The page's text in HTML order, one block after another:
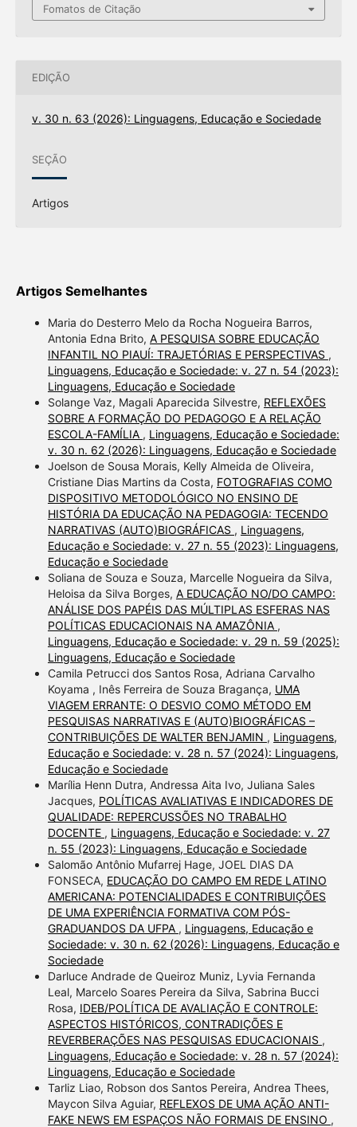
Fomatos de Citação
EDIÇÃO
v. 30 n. 63 (2026): Linguagens, Educação e Sociedade
SEÇÃO
Artigos
Artigos Semelhantes
Maria do Desterro Melo da Rocha Nogueira Barros,
Antonia Edna Brito, A PESQUISA SOBRE EDUCAÇÃO
INFANTIL NO PIAUÍ: TRAJETÓRIAS E PERSPECTIVAS ,
Linguagens, Educação e Sociedade: v. 27 n. 54 (2023):
Linguagens, Educação e Sociedade
Solange Vaz, Magali Aparecida Silvestre, REFLEXÕES
SOBRE A FORMAÇÃO DO PEDAGOGO E A RELAÇÃO
ESCOLA-FAMÍLIA , Linguagens, Educação e Sociedade:
v. 30 n. 62 (2026): Linguagens, Educação e Sociedade
Joelson de Sousa Morais, Kelly Almeida de Oliveira,
Cristiane Dias Martins da Costa, FOTOGRAFIAS COMO
DISPOSITIVO METODOLÓGICO NO ENSINO DE
HISTÓRIA DA EDUCAÇÃO NA PEDAGOGIA: TECENDO
NARRATIVAS (AUTO)BIOGRÁFICAS , Linguagens,
Educação e Sociedade: v. 27 n. 55 (2023): Linguagens,
Educação e Sociedade
Soliana de Souza e Souza, Marcelle Nogueira da Silva,
Heloisa da Silva Borges, A EDUCAÇÃO NO/DO CAMPO:
ANÁLISE DOS PAPÉIS DAS MÚLTIPLAS ESFERAS NAS
POLÍTICAS EDUCACIONAIS NA AMAZÔNIA ,
Linguagens, Educação e Sociedade: v. 29 n. 59 (2025):
Linguagens, Educação e Sociedade
Camila Petrucci dos Santos Rosa, Adriana Carvalho
Koyama , Inês Ferreira de Souza Bragança, UMA
VIAGEM ERRANTE: O DESVIO COMO MÉTODO EM
PESQUISAS NARRATIVAS E (AUTO)BIOGRÁFICAS –
CONTRIBUIÇÕES DE WALTER BENJAMIN , Linguagens,
Educação e Sociedade: v. 28 n. 57 (2024): Linguagens,
Educação e Sociedade
Marília Henn Dutra, Andressa Aita Ivo, Juliana Sales
Jacques, POLÍTICAS AVALIATIVAS E INDICADORES DE
QUALIDADE: REPERCUSSÕES NO TRABALHO
DOCENTE , Linguagens, Educação e Sociedade: v. 27
n. 55 (2023): Linguagens, Educação e Sociedade
Salomão Antônio Mufarrej Hage, JOEL DIAS DA
FONSECA, EDUCAÇÃO DO CAMPO EM REDE LATINO
AMERICANA: POTENCIALIDADES E CONTRIBUIÇÕES
DE UMA EXPERIÊNCIA FORMATIVA COM PÓS-
GRADUANDOS DA UFPA , Linguagens, Educação e
Sociedade: v. 30 n. 62 (2026): Linguagens, Educação e
Sociedade
Darluce Andrade de Queiroz Muniz, Lyvia Fernanda
Leal, Marcelo Soares Pereira da Silva, Sabrina Bucci
Rosa, IDEB/POLÍTICA DE AVALIAÇÃO E CONTROLE:
ASPECTOS HISTÓRICOS, CONTRADIÇÕES E
REVERBERAÇÕES NAS PESQUISAS EDUCACIONAIS ,
Linguagens, Educação e Sociedade: v. 28 n. 57 (2024):
Linguagens, Educação e Sociedade
Tarliz Liao, Robson dos Santos Pereira, Andrea Thees,
Maycon Silva Aguiar, REFLEXOS DE UMA AÇÃO ANTI-
FAKE NEWS EM ESPAÇOS NÃO FORMAIS DE ENSINO ,